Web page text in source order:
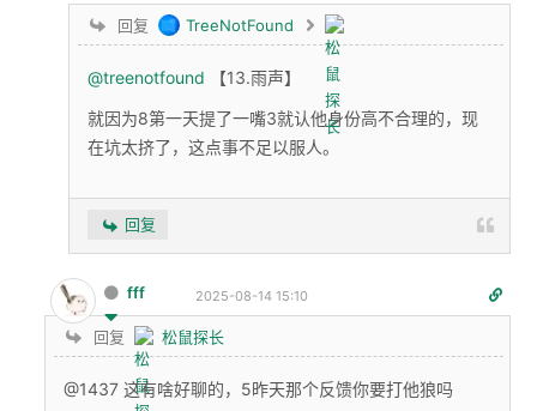
回复 TreeNotFound
@treenotfound 【13.雨声】
就因为8第一天提了一嘴3就认他身份高不合理的，现
在坑太挤了，这点事不足以服人。
回复
fff 2025-08-14 15:10
回复 松鼠探长
@1437 这有啥好聊的，5昨天那个反馈你要打他狼吗